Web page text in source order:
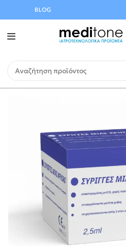
BLOG
Αυγούστου